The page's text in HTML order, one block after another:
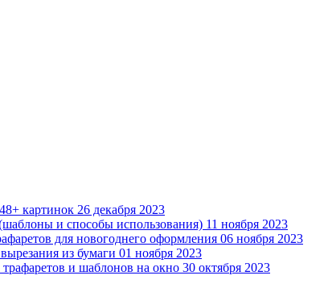
картинок 26 декабря 2023
и способы использования) 11 ноября 2023
для новогоднего оформления 06 ноября 2023
из бумаги 01 ноября 2023
и шаблонов на окно 30 октября 2023